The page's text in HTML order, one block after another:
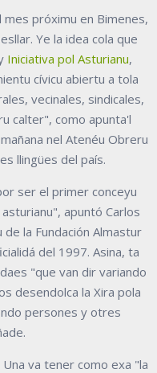
mes próximu en Bimenes,
Ye la idea cola que
Iniciativa pol Asturianu,
cívicu abiertu a tola
vecinales, sindicales,
calter", como apunta'l
nel Atenéu Obreru
llingües del país.
ser el primer conceyu
apuntó Carlos
la Fundación Almastur
del 1997. Asina, ta
"que van dir variando
desendolca la Xira pola
persones y otres
va tener como exa "la